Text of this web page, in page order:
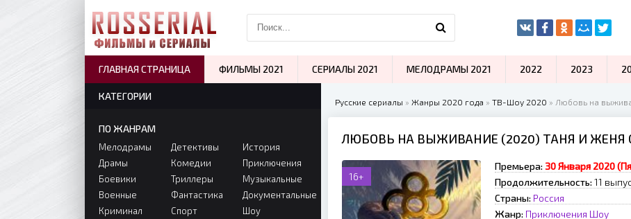
Русские сериалы » Жанры 2020 года » ТВ-Шоу 2020 » Любовь на
ЛЮБОВЬ НА ВЫЖИВАНИЕ (2020) ТАНЯ И ЖЕНЯ
16+
Премьера: З0 Января 2020
Продолжительность: 11
Страны: Россия
Жанр: Приключения Шоу
КАТЕГОРИИ
ПО ЖАНРАМ
Мелодрамы
Драмы
Боевики
Военные
Криминал
Детективы
Комедии
Триллеры
Фантастика
Спорт
История
Приключения
Музыкальные
Документальные
Шоу
ГЛАВНАЯ СТРАНИЦА ФИЛЬМЫ 2021 СЕРИАЛЫ 2021 МЕЛОДРАМЫ 2021 2022 2023